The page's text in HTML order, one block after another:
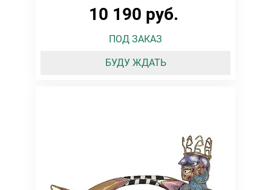
10 190 руб.
ПОД ЗАКАЗ
БУДУ ЖДАТЬ